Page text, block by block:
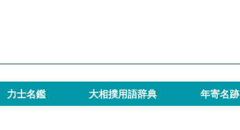
力士名鑑 大相撲用語辞典 年寄名跡